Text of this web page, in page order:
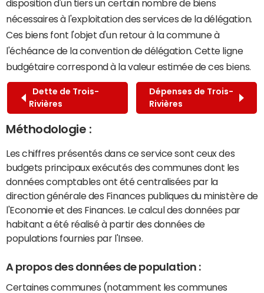
disposition d'un tiers un certain nombre de biens
nécessaires à l'exploitation des services de la délégation.
Ces biens font l'objet d'un retour à la commune à
l'échéance de la convention de délégation. Cette ligne
budgétaire correspond à la valeur estimée de ces biens.
Dette de Trois-
Rivières
Dépenses de Trois-
Rivières
Méthodologie :
Les chiffres présentés dans ce service sont ceux des
budgets principaux exécutés des communes dont les
données comptables ont été centralisées par la
direction générale des Finances publiques du ministère de
l'Economie et des Finances. Le calcul des données par
habitant a été réalisé à partir des données de
populations fournies par l'Insee.
A propos des données de population :
Certaines communes (notamment les communes